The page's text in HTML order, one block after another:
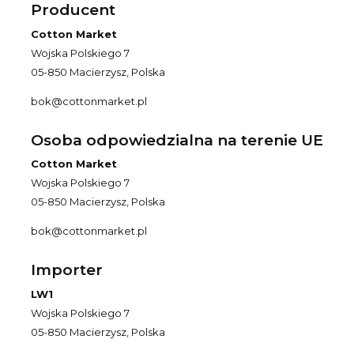
Producent
Cotton Market
Wojska Polskiego 7
05-850 Macierzysz, Polska
bok@cottonmarket.pl
Osoba odpowiedzialna na terenie UE
Cotton Market
Wojska Polskiego 7
05-850 Macierzysz, Polska
bok@cottonmarket.pl
Importer
LW1
Wojska Polskiego 7
05-850 Macierzysz, Polska